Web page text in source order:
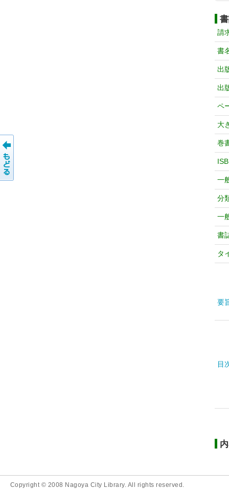
請
書
出
出
ペ
大
巻
一
分
一
書
タ
要
目
Copyright © 2008 Nagoya City Library. All rights reserved.